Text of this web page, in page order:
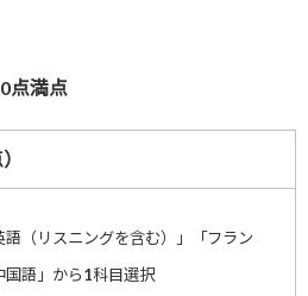
点満点
（リスニングを含む）」「フラン
国語」から1科目選択